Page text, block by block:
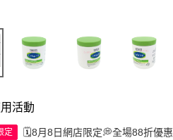
活動
定 🗓️8月8日網店限定💭全場88折優惠